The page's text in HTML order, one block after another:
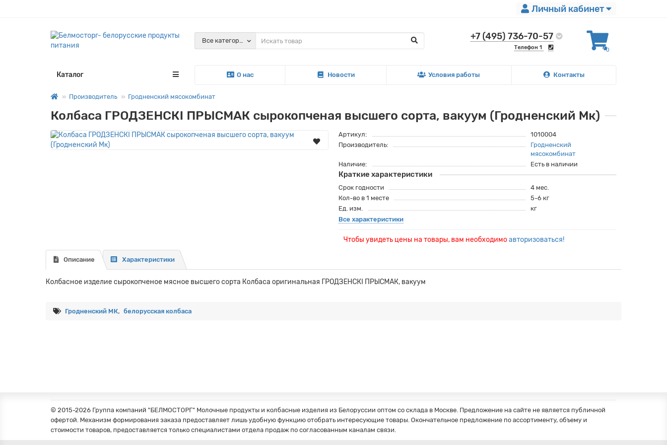
Личный кабинет
+7 (495) 736-70-57
Телефон 1 0
Все категории
Каталог О нас Новости Условия работы Контакты
Производитель Гродненский мясокомбинат
Колбаса ГРОДЗЕНСКI ПРЫСМАК сырокопченая высшего сорта, вакуум (Гродненский Мк)
Артикул:
1010004
Производитель:
Гродненский
мясокомбинат
Наличие:
Есть в наличии
Краткие характеристики
Срок годности
4 мес.
Кол-во в 1 месте
5-6 кг
Ед. изм.
кг
Все характеристики
Чтобы увидеть цены на товары, вам необходимоавторизоваться!
Описание Характеристики
Колбасное изделие сырокопченое мясное высшего сорта Колбаса оригинальная ГРОДЗЕНСКI ПРЫСМАК, вакуум
Гродненский МК, белорусская колбаса
© 2015-2026 Группа компаний "БЕЛМОСТОРГ" Молочные продукты и колбасные изделия из Белоруссии оптом со склада в Москве. Предложение на сайте не является публичной
офертой. Механизм формирования заказа предоставляет лишь удобную функцию отобрать интересующие товары. Окончательное предложение по ассортименту, объему и
стоимости товаров, предоставляется только специалистами отдела продаж по согласованным каналам связи.